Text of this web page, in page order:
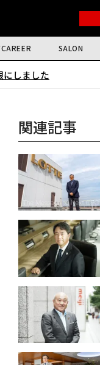
CAREER SALON
にしました
関連記事